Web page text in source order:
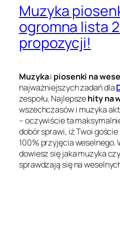
Muzyka
ogromna lista
propozycji!
Muzykai piosenki na
najważniejszych zadań dla
zespołu. Najlepszehity na
wszechczasów i muzyka
– oczywiście ta
dobór sprawi, iż Twoi
100% przyjęcia weselnego.
dowiesz się jaka muzyka
sprawdzają się na